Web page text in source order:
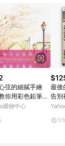
弦的細膩手繪
你用彩色鉛筆刻
的事物[二手書_
購物中心
最後
告別